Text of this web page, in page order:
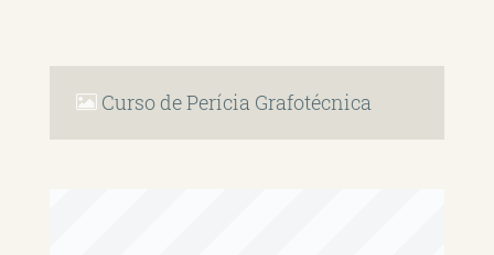
Curso de Perícia Grafotécnica